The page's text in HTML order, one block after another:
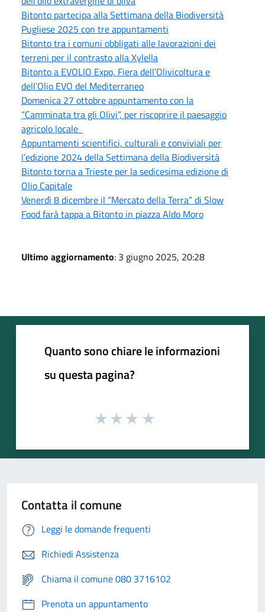
Bitonto partecipa alla Settimana della Biodiversità
Pugliese 2025 con tre appuntamenti
Bitonto tra i comuni obbligati alle lavorazioni dei
terreni per il contrasto alla Xylella
Bitonto a EVOLIO Expo, Fiera dell’Olivicoltura e
dell’Olio EVO del Mediterraneo
Domenica 27 ottobre appuntamento con la
“Camminata tra gli Olivi”, per riscoprire il paesaggio
agricolo locale
Appuntamenti scientifici, culturali e conviviali per
l’edizione 2024 della Settimana della Biodiversità
Bitonto torna a Trieste per la sedicesima edizione di
Olio Capitale
Venerdì 8 dicembre il “Mercato della Terra” di Slow
Food farà tappa a Bitonto in piazza Aldo Moro
Ultimo aggiornamento: 3 giugno 2025, 20:28
Quanto sono chiare le informazioni
su questa pagina?
Contatta il comune
Leggi le domande frequenti
Richiedi Assistenza
Chiama il comune 080 3716102
Prenota un appuntamento